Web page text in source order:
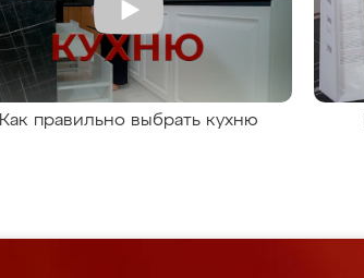
Как правильно выбрать кухню